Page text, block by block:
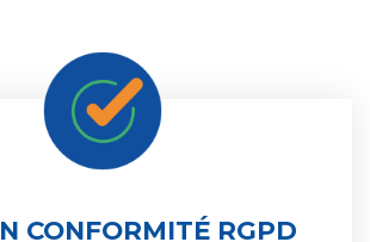
CONFORMITÉ RGPD